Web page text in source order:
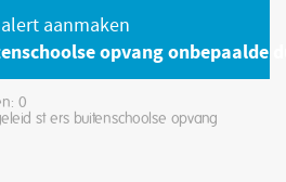
aanmaken
opvang onbepaalde
0
st ers buitenschoolse opvang